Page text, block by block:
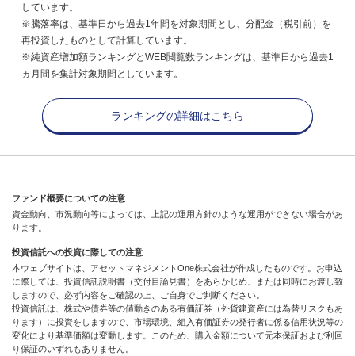
しています。
※騰落率は、基準日から過去1年間を対象期間とし、分配金（税引前）を
再投資したものとして計算しています。
※純資産増加額ランキングとWEB閲覧数ランキングは、基準日から過去1
ヵ月間を集計対象期間としています。
ランキングの詳細はこちら
ファンド概要についての注意
資金動向、市況動向等によっては、上記の運用方針のような運用ができない場合があ
ります。
投資信託への投資に際しての注意
本ウェブサイトは、アセットマネジメントOne株式会社が作成したものです。お申込
に際しては、投資信託説明書（交付目論見書）をあらかじめ、または同時にお渡し致
しますので、必ず内容をご確認の上、ご自身でご判断ください。
投資信託は、株式や債券等の値動きのある有価証券（外貨建資産には為替リスクもあ
ります）に投資をしますので、市場環境、組入有価証券の発行者に係る信用状況等の
変化により基準価額は変動します。このため、購入金額について元本保証および利回
り保証のいずれもありません。